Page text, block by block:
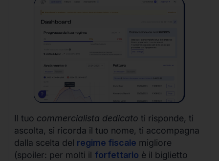
Il tuo commercialista dedicato ti risponde, ti
ascolta, si ricorda il tuo nome, ti accompagna
dalla scelta del regime fiscale migliore
(spoiler: per molti il forfettario è il biglietto